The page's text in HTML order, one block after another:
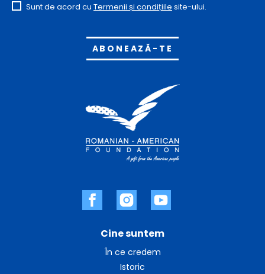
Cine suntem
În ce credem
Istoric
Sunt de acord cu Termenii și condițiile site-ului.